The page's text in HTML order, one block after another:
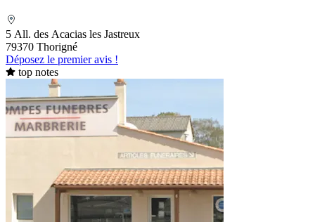
5 All. des Acacias les Jastreux
79370 Thorigné
Déposez le premier avis !
top notes